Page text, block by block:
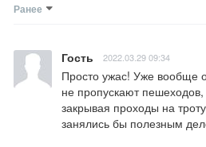
Ранее
Гость 2022.03.29 09:34
Просто ужас! Уже вообще
не пропускают
закрывая проходы на
занялись бы полезным